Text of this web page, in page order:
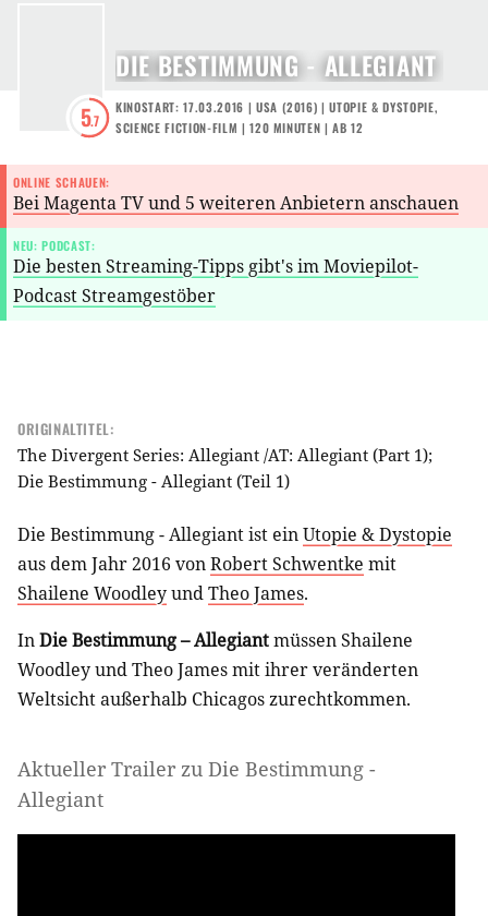
5.7
DIE BESTIMMUNG - ALLEGIANT
KINOSTART: 17.03.2016 | USA (2016) |UTOPIE & DYSTOPIE,
SCIENCE FICTION-FILM | 120 MINUTEN |AB 12
ONLINE SCHAUEN:
Bei Magenta TV und 5 weiteren Anbietern anschauen
NEU: PODCAST:
Die besten Streaming-Tipps gibt's im Moviepilot-
Podcast Streamgestöber
ORIGINALTITEL:
The Divergent Series: Allegiant /AT: Allegiant (Part 1);
Die Bestimmung - Allegiant (Teil 1)
Die Bestimmung - Allegiant ist einUtopie & Dystopie
aus dem Jahr 2016 vonRobert Schwentke mit
Shailene WoodleyundTheo James.
InDie Bestimmung – Allegiantmüssen Shailene
Woodley und Theo James mit ihrer veränderten
Weltsicht außerhalb Chicagos zurechtkommen.
Aktueller Trailer zu Die Bestimmung -
Allegiant